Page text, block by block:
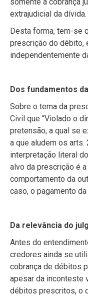
extrajudicial da dívida.
Desta forma, tem-se
prescrição do débito,
independentemente
Dos fundamentos
Sobre o tema da
Civil que “Violado o
pretensão, a qual se
a que aludem os arts.
interpretação literal
alvo da prescrição é
comportamento da
caso, o pagamento
Da relevância do
Antes do
credores ainda se
cobrança de débitos
apesar da inconteste
débitos prescritos, o